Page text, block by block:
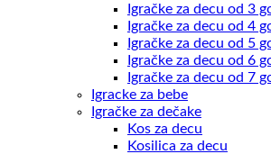
Igračke za decu od 3
Igračke za decu od 4
Igračke za decu od 5
Igračke za decu od 6
Igračke za decu od 7
Igracke za bebe
Igračke za dečake
Kos za decu
Kosilica za decu